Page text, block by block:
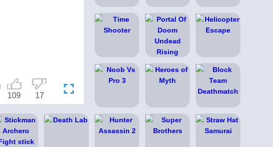
17
109